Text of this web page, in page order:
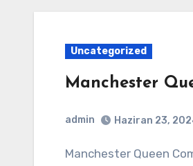
Uncategorized
Manchester
admin Haziran 23,
Manchester Queen Compact Red Blast Sigara Satın Al Sigara alışkanlığı, her zaman tartışma